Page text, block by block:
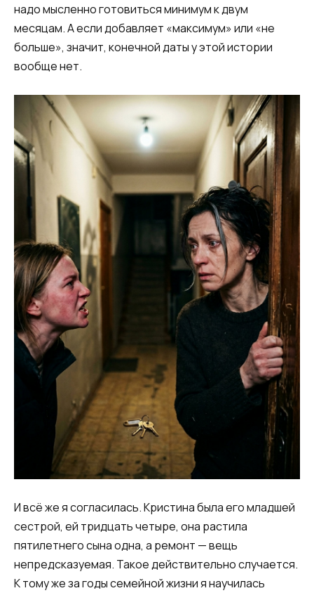
надо мысленно готовиться минимум к двум
месяцам. А если добавляет «максимум» или «не
больше», значит, конечной даты у этой истории
вообще нет.
И всё же я согласилась. Кристина была его младшей
сестрой, ей тридцать четыре, она растила
пятилетнего сына одна, а ремонт — вещь
непредсказуемая. Такое действительно случается.
К тому же за годы семейной жизни я научилась